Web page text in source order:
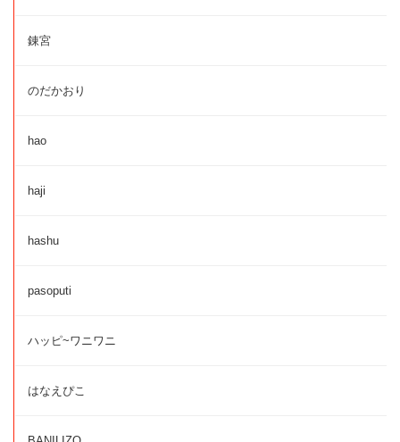
錬宮
のだかおり
hao
haji
hashu
pasoputi
ハッピ~ワニワニ
はなえぴこ